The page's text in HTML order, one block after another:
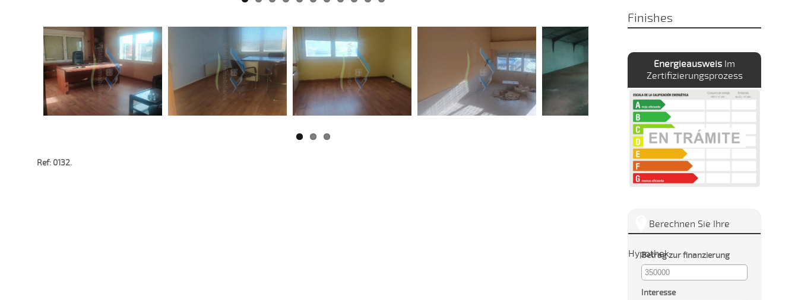
Ref: 0132.
Finishes
Energieausweis Im
Zertifizierungsprozess
Berechnen Sie Ihre
Hypothek
Betrag zur finanzierung
Interesse